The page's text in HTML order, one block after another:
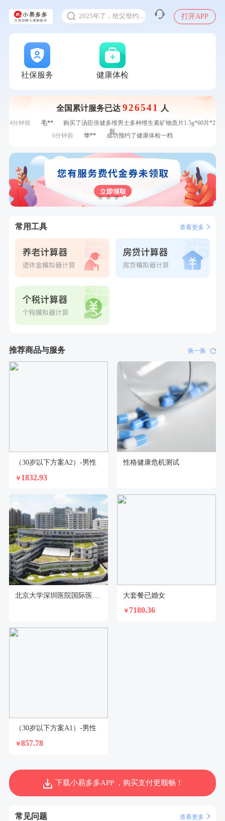
2025年了，给父母约个体检
入职体检在线预约
打开APP
社保服务 健康体检
全国累计服务已达 926541 人
刚刚 赵**
成功预约青春体检卡（女）
刚刚
赵**
成功预约青春体检卡（女）
刚刚
刘**
成功预约了心脑血管强化体检套餐
刚刚
成功预约了心脑血管强化体检套餐
购买了美的1.5L电热水壶HJ1522
1分钟前
购买了美的体重秤 MO-CW5 白色
4分钟前
熊**
购买了时尚羽毛球套装ES-YM601
4分钟前
毛**
购买了汤臣倍健多维男士多种维生素矿物质片1.5g*60片*2
瓶
6分钟前 华**
成功预约了健康体检一档
7分钟前
毛**
购买了汤臣倍健多维男士多种维生素矿物质片1.5g*60片*2
瓶
7分钟前 王*
购买了公牛环球旅行转换器—L07
成功预约青春体检卡（女）
刚刚
成功预约青春体检卡（女）
常用工具 查看更多
推荐商品与服务 换一换
（30岁以下方案A2）-男性
￥ 1832.93
性格健康危机测试
北京大学深圳医院国际医疗部特诊门诊体检中心 大套餐已婚女
￥ 7180.36
（30岁以下方案A1）-男性
￥857.78
下载小易多多APP ，购买支付更顺畅！
常见问题 查看更多